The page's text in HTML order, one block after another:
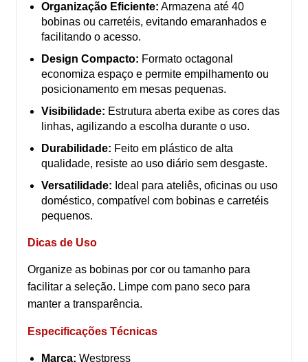
Organização Eficiente: Armazena até 40
bobinas ou carretéis, evitando emaranhados e
facilitando o acesso.
Design Compacto: Formato octagonal
economiza espaço e permite empilhamento ou
posicionamento em mesas pequenas.
Visibilidade: Estrutura aberta exibe as cores das
linhas, agilizando a escolha durante o uso.
Durabilidade: Feito em plástico de alta
qualidade, resiste ao uso diário sem desgaste.
Versatilidade: Ideal para ateliês, oficinas ou uso
doméstico, compatível com bobinas e carretéis
pequenos.
Dicas de Uso
Organize as bobinas por cor ou tamanho para
facilitar a seleção. Limpe com pano seco para
manter a transparência.
Especificações Técnicas
Marca: Westpress